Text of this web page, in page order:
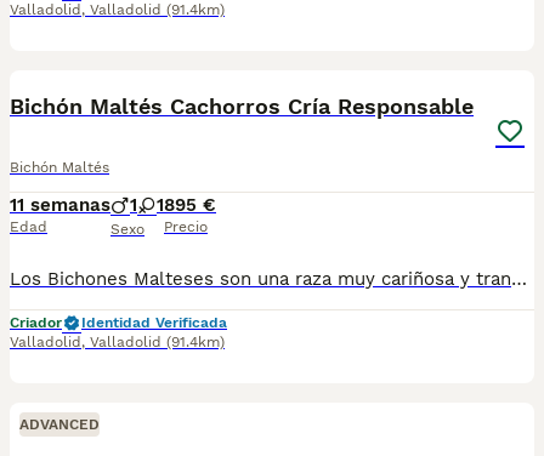
Valladolid , Valladolid (91.4km)
Bichón Maltés Cachorros Cría Responsable
Bichón Maltés
11 semanas
Edad
1 1
Sexo
895 €
Precio
Los Bichones Malteses son una raza muy cariñosa y tranquila. Son unos compañeros perfectos para aquellas personas que buscan tranquilidad y buena compañía ❤️🐶. Se entregan a los 2️⃣ meses de edad con: 2️⃣ Vacunas 🪪 Microchip ✈️ Pasaporte Veterinario Oficial 2️⃣ Desparasitaciones En el contrato de compraventa se especifican las garantías sanitarias 📑🏥. En Centro Canino Cauca nuestra prioridad es la cría responsable para una salud excelente tanto para las madres como para los cachorros, más de 20 años de experiencia nos avalan con clientes satisfechos por toda España 🇪🇸. Nuestra página web: https://centrocauca.es/ ¡CONTÁCTANOS! 🫵🐶. 638009917 📞.
Criador
Identidad Verificada
Valladolid , Valladolid (91.4km)
ADVANCED